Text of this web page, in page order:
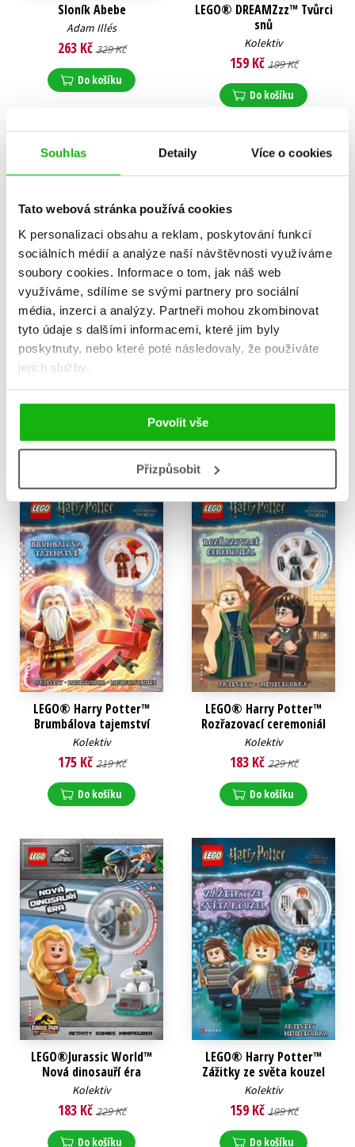
Souhlas Detaily Více o cookies
Tato webová stránka používá cookies
K personalizaci obsahu a reklam, poskytování funkcí
sociálních médií a analýze naší návštěvnosti využíváme
soubory cookies. Informace o tom, jak náš web
využíváme, sdílíme se svými partnery pro sociální
média, inzerci a analýzy. Partneři mohou zkombinovat
tyto údaje s dalšími informacemi, které jim byly
poskytnuty, nebo které poté následovaly, že používáte
jejich služby.
Povolit vše
Přizpůsobit
Sloník Abebe
Adam Illés
263 Kč 329 Kč
Do košíku
LEGO® DREAMZzz™ Tvůrci
snů
Kolektiv
159 Kč 199 Kč
Do košíku
LEGO® Friends Poznej
nové kamarády
Kolektiv
Do košíku
Adrián Macho
Do košíku
LEGO® Harry Potter™
Brumbálova tajemství
Kolektiv
175 Kč 219 Kč
Do košíku
LEGO® Harry Potter™
Rozřazovací ceremoniál
Kolektiv
183 Kč 229 Kč
Do košíku
LEGO®Jurassic World™
Nová dinosauří éra
Kolektiv
183 Kč 229 Kč
Do košíku
LEGO® Harry Potter™
Zážitky ze světa kouzel
Kolektiv
159 Kč 199 Kč
Do košíku